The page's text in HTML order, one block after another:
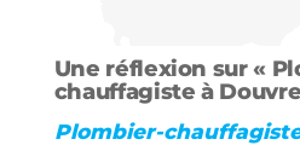
Une réflexion sur «
chauffagiste à
Plombier-